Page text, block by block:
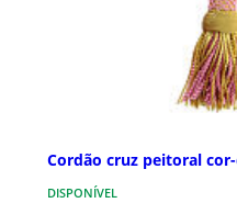
Cordão cruz peitoral
DISPONÍVEL